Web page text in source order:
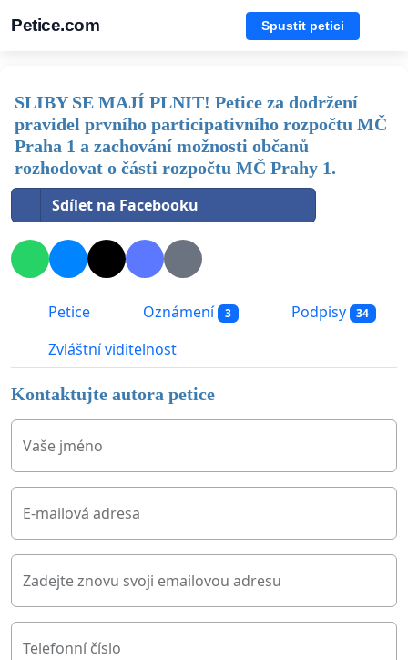
Petice.com Spustit petici
SLIBY SE MAJÍ PLNIT! Petice za dodržení
pravidel prvního participativního rozpočtu MČ
Praha 1 a zachování možnosti občanů
rozhodovat o části rozpočtu MČ Prahy 1.
Sdílet na Facebooku
Petice Oznámení 3 Podpisy 34
Zvláštní viditelnost
Kontaktujte autora petice
Vaše jméno
E-mailová adresa
Zadejte znovu svoji emailovou adresu
Telefonní číslo